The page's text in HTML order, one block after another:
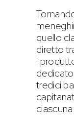
quello
diretto
i
tredici